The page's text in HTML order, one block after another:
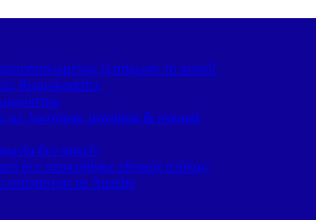
ξεσήκωσε το κοινό!
θερμοκρασίες
λοστάρια, μαχαίρια & σφυριά
δεν αρκεί»
δεν αποκτήθηκε εθνικός στόλος;
στόχαστρο τα Apache